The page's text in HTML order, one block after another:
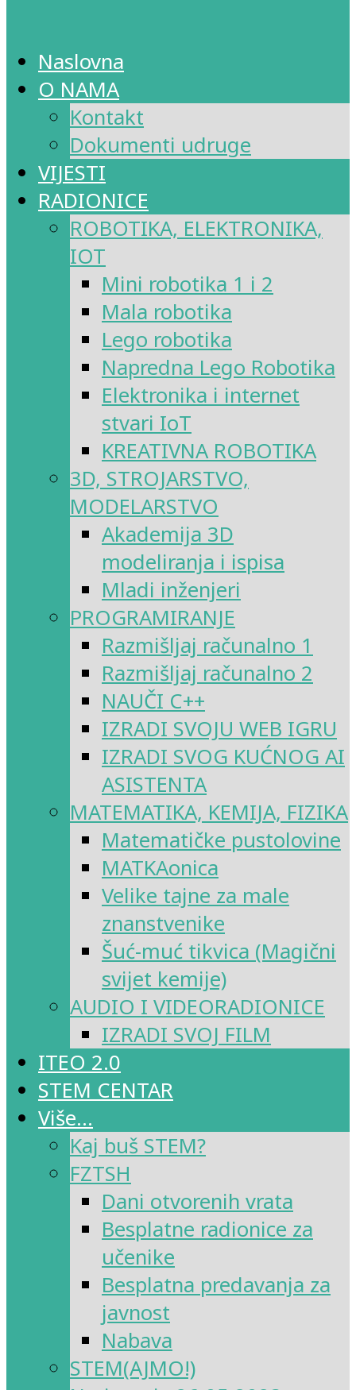
Naslovna
O NAMA
Kontakt
Dokumenti udruge
VIJESTI
RADIONICE
ROBOTIKA, ELEKTRONIKA,
IOT
Mini robotika 1 i 2
Mala robotika
Lego robotika
Napredna Lego Robotika
Elektronika i internet
stvari IoT
KREATIVNA ROBOTIKA
3D, STROJARSTVO,
MODELARSTVO
Akademija 3D
modeliranja i ispisa
Mladi inženjeri
PROGRAMIRANJE
Razmišljaj računalno 1
Razmišljaj računalno 2
NAUČI C++
IZRADI SVOJU WEB IGRU
IZRADI SVOG KUĆNOG AI
ASISTENTA
MATEMATIKA, KEMIJA, FIZIKA
Matematičke pustolovine
MATKAonica
Velike tajne za male
znanstvenike
Šuć-muć tikvica (Magični
svijet kemije)
AUDIO I VIDEORADIONICE
IZRADI SVOJ FILM
ITEO 2.0
STEM CENTAR
Više…
Kaj buš STEM?
FZTSH
Dani otvorenih vrata
Besplatne radionice za
učenike
Besplatna predavanja za
javnost
Nabava
STEM(AJMO!)